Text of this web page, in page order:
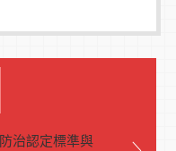
治認定標準與